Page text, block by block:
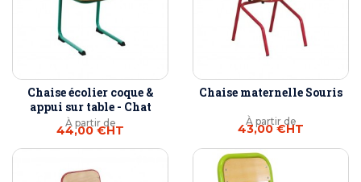
Chaise écolier coque &
appui sur table - Chat
À partir de
44,00 €HT
Chaise maternelle Souris
À partir de
43,00 €HT